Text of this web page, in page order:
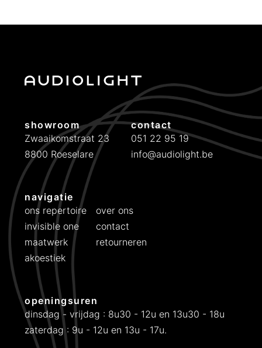
showroom
Zwaaikomstraat 23
8800 Roeselare
contact
051 22 95 19
info@audiolight.be
navigatie
ons repertoire
invisible one
maatwerk
akoestiek
over ons
contact
retourneren
openingsuren
dinsdag - vrijdag : 8u30 - 12u en 13u30 - 18u
zaterdag : 9u - 12u en 13u - 17u.